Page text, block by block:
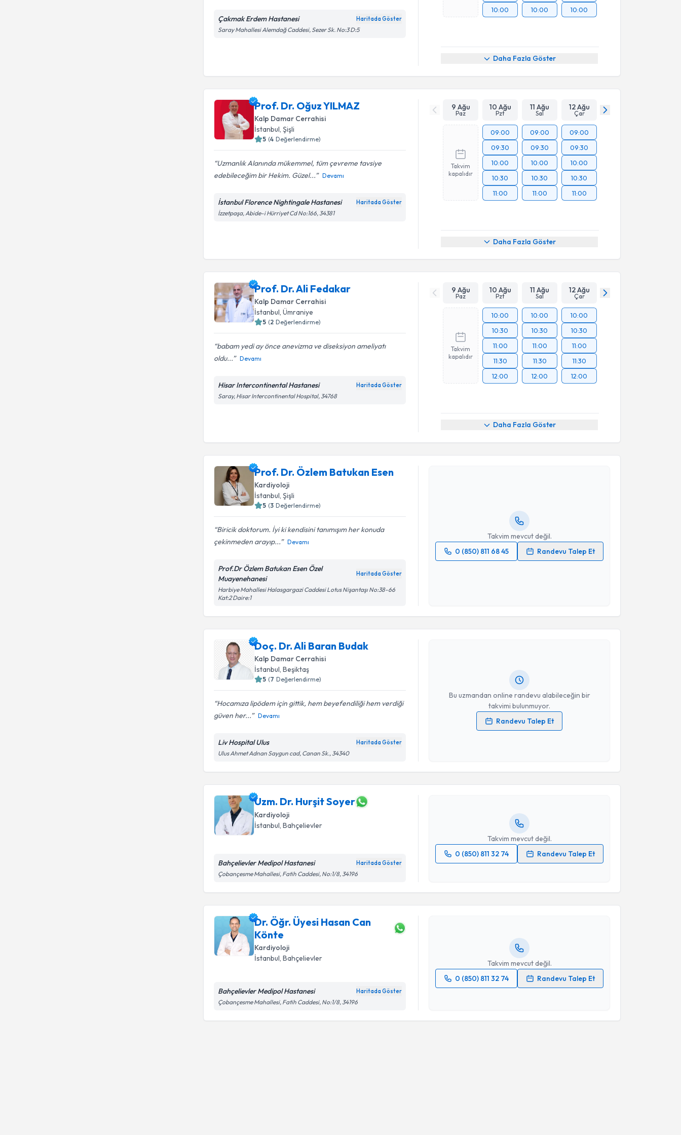
Çakmak Erdem Hastanesi Haritada Göster
Saray Mahallesi Alemdağ Caddesi, Sezer Sk. No:3 D:5
10:00
10:00
10:00
Daha Fazla Göster
Prof. Dr. Oğuz YILMAZ
Kalp Damar Cerrahisi
İstanbul , Şişli
5 (4 Değerlendirme)
Uzmanlık Alanında mükemmel, tüm çevreme tavsiye
edebileceğim bir Hekim. Güzel...
Devamı
İstanbul Florence Nightingale Hastanesi Haritada Göster
İzzetpaşa, Abide-i Hürriyet Cd No:166, 34381
9 Ağu
Paz
10 Ağu
Pzt
11 Ağu
Sal
12 Ağu
Çar
Takvim
kapalıdır
09:00
09:30
10:00
10:30
11:00
09:00
09:30
10:00
10:30
11:00
09:00
09:30
10:00
10:30
11:00
Daha Fazla Göster
Prof. Dr. Ali Fedakar
Kalp Damar Cerrahisi
İstanbul, Ümraniye
5 (2 Değerlendirme)
babam yedi ay önce anevizma ve diseksiyon ameliyatı
oldu...
Devamı
Hisar Intercontinental Hastanesi Haritada Göster
Saray, Hisar Intercontinental Hospital, 34768
9 Ağu
Paz
10 Ağu
Pzt
11 Ağu
Sal
12 Ağu
Çar
Takvim
kapalıdır
10:00
10:30
11:00
11:30
12:00
10:00
10:30
11:00
11:30
12:00
10:00
10:30
11:00
11:30
12:00
Daha Fazla Göster
Prof. Dr. Özlem Batukan Esen
Kardiyoloji
İstanbul , Şişli
5 (3 Değerlendirme)
Biricik doktorum. İyi ki kendisini tanımışım her konuda
çekinmeden arayıp...
Devamı
Prof.Dr Özlem Batukan Esen Özel
Muayenehanesi
Haritada Göster
Harbiye Mahallesi Halasgargazi Caddesi Lotus Nişantaşı No:38-66
Kat:2 Daire:1
Takvim mevcut değil.
0 (850) 811 68 45
Randevu Talep Et
Randevu Takvimi Talebi
Takvim Talebini Gönder
Doç. Dr. Ali Baran Budak
Kalp Damar Cerrahisi
İstanbul , Beşiktaş
5 (7 Değerlendirme)
Hocamıza lipödem için gittik, hem beyefendiliği hem verdiği
güven her...
Devamı
Liv Hospital Ulus Haritada Göster
Ulus Ahmet Adnan Saygun cad, Canan Sk., 34340
Bu uzmandan online randevu alabileceğin bir
takvimi bulunmuyor.
Randevu Talep Et
Randevu Takvimi Talebi
Doç. Dr. Ali Baran Budak
Kişisel verilerimin işlenmesine ilişkinAydınlatma Metni
Takvim Talebini Gönder
Uzm. Dr. Hurşit Soyer
Kardiyoloji
İstanbul , Bahçelievler
Bahçelievler Medipol Hastanesi Haritada Göster
Çobançesme Mahallesi, Fatih Caddesi, No:1/8, 34196
Takvim mevcut değil.
0 (850) 811 32 74
Randevu Talep Et
Dr. Öğr. Üyesi Hasan Can
Könte
Kardiyoloji
İstanbul , Bahçelievler
Bahçelievler Medipol Hastanesi Haritada Göster
Çobançesme Mahallesi, Fatih Caddesi, No:1/8, 34196
Takvim mevcut değil.
0 (850) 811 32 74
Randevu Talep Et
Dr. Öğr. Üyesi Hasan Can Könteiçin randevu takvimi talebi
oluşturun. Size bu uzmandan randevu almanız için bir takvim